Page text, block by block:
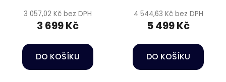
3 057,02 Kč bez DPH
3 699 Kč
DO KOŠÍKU
4 544,63 Kč bez DPH
5 499 Kč
DO KOŠÍKU